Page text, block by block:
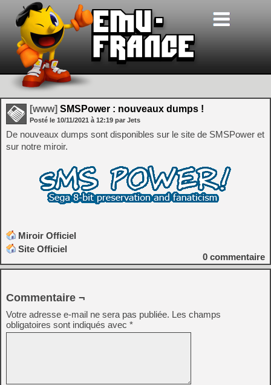
[www] SMSPower : nouveaux dumps !
Posté le 10/11/2021 à 12:19 par Jets
De nouveaux dumps sont disponibles sur le site de SMSPower et
sur notre miroir.
Miroir Officiel
Site Officiel
0 commentaire
Commentaire ¬
Votre adresse e-mail ne sera pas publiée. Les champs
obligatoires sont indiqués avec *